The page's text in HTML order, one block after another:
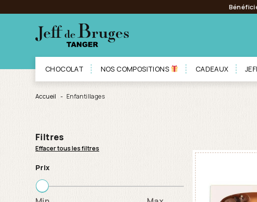
CHOCOLAT NOS COMPOSITIONS CADEAUX
Accueil Enfantillages
Filtres
Effacer tous les filtres
Prix